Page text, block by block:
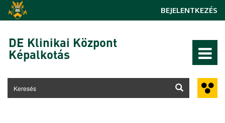
Ugrás a tartalomra
BEJELENTKEZÉS
DE Klinikai Központ
Képalkotás